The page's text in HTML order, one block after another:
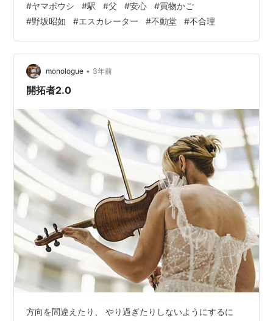
らベッドへの移動とか、トイレへの移動のさいには、差
出させた両手を曳いて、私がイチニッ、イチニッと声を
掛けながら後ずさりして、なるべく室内を歩かせるよう
に努めた。機嫌よく歩く日も剛情にむずかる日もあっ
た。 自前で歩けるのは室内だけで、一歩でも屋外へ出る
となれば、すべて車椅子のご厄介になった。 通院か…
#ヤマボウシ #駅 #父 #安心 #買物かご
#野坂昭如 #エスカレーター #不動堂 #不合理
monologue • 3年前
開拓者2.0
方向を間違えたり、 やり過ぎたりしないようにするに